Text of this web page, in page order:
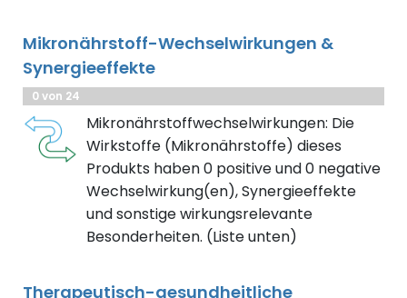
Mikronährstoff-Wechselwirkungen &
Synergieeffekte
0 von 24
Mikronährstoffwechselwirkungen: Die
Wirkstoffe (Mikronährstoffe) dieses
Produkts haben 0 positive und 0 negative
Wechselwirkung(en), Synergieeffekte
und sonstige wirkungsrelevante
Besonderheiten. (Liste unten)
Therapeutisch-gesundheitliche